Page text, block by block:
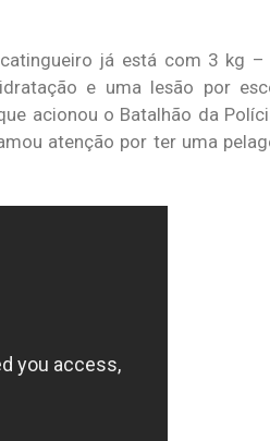
já está com 3 kg
e uma lesão por
acionou o Batalhão da
atenção por ter uma